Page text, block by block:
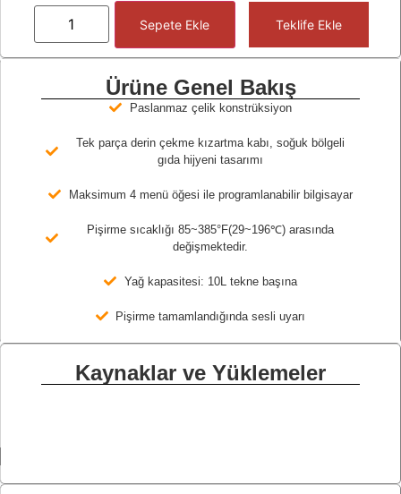
Sepete Ekle Teklife Ekle
Ürüne Genel Bakış
Paslanmaz çelik konstrüksiyon
Tek parça derin çekme kızartma kabı, soğuk bölgeli
gıda hijyeni tasarımı
Maksimum 4 menü öğesi ile programlanabilir bilgisayar
Pişirme sıcaklığı 85~385°F(29~196℃) arasında
değişmektedir.
Yağ kapasitesi: 10L tekne başına
Pişirme tamamlandığında sesli uyarı
Kaynaklar ve Yüklemeler